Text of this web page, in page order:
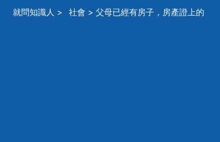
就問知識人 > 社會 > 父母已經有房子，房產證上的